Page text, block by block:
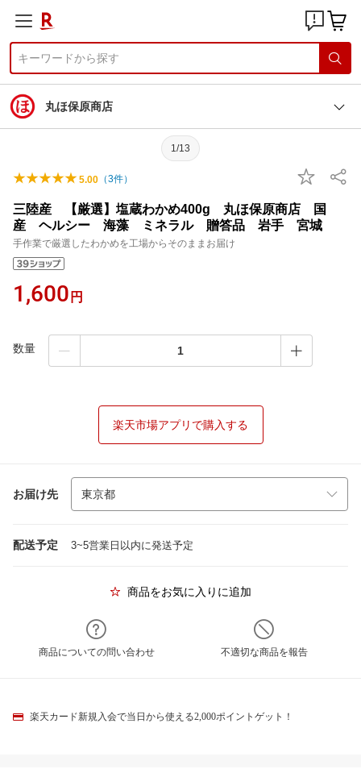
丸ほ保原商店
1/13
5.00 （3件）
三陸産 【厳選】塩蔵わかめ400g 丸ほ保原商店 国
産 ヘルシー 海藻 ミネラル 贈答品 岩手 宮城
手作業で厳選したわかめを工場からそのままお届け
1,600 円
数量
楽天市場アプリで購入する
お届け先
配送予定 3~5営業日以内に発送予定
商品をお気に入りに追加
商品についての問い合わせ 不適切な商品を報告
楽天カード新規入会で当日から使える2,000ポイントゲット！